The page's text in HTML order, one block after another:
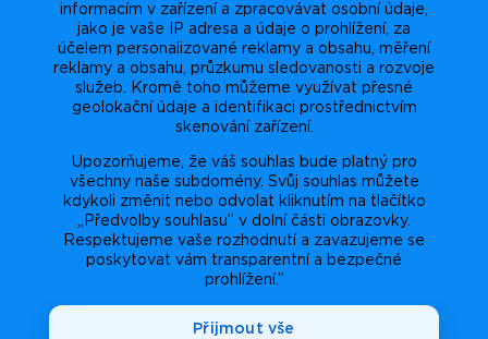
informacím v zařízení a zpracovávat osobní údaje,
jako je vaše IP adresa a údaje o prohlížení, za
účelem personalizované reklamy a obsahu, měření
reklamy a obsahu, průzkumu sledovanosti a rozvoje
služeb. Kromě toho můžeme využívat přesné
geolokační údaje a identifikaci prostřednictvím
skenování zařízení.
Upozorňujeme, že váš souhlas bude platný pro
všechny naše subdomény. Svůj souhlas můžete
kdykoli změnit nebo odvolat kliknutím na tlačítko
„Předvolby souhlasu” v dolní části obrazovky.
Respektujeme vaše rozhodnutí a zavazujeme se
poskytovat vám transparentní a bezpečné
prohlížení.”
Přijmout vše